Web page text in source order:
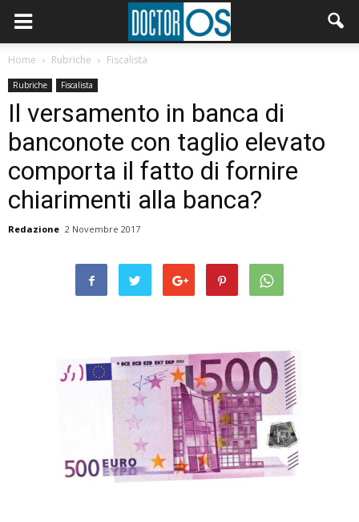
Home Rubriche Fiscalista
Rubriche Fiscalista
Il versamento in banca di
banconote con taglio elevato
comporta il fatto di fornire
chiarimenti alla banca?
Redazione 2 Novembre 2017